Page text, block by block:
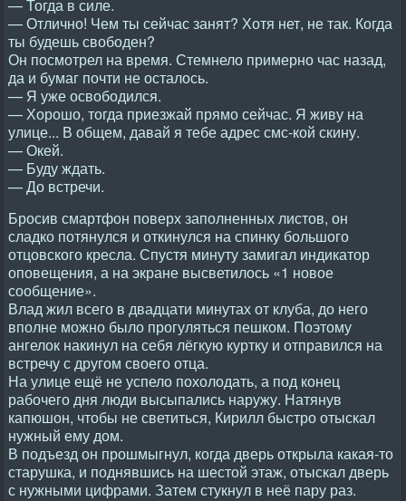
— Тогда в силе.
— Отлично! Чем ты сейчас занят? Хотя нет, не так. Когда
ты будешь свободен?
Он посмотрел на время. Стемнело примерно час назад,
да и бумаг почти не осталось.
— Я уже освободился.
— Хорошо, тогда приезжай прямо сейчас. Я живу на
улице... В общем, давай я тебе адрес смс-кой скину.
— Окей.
— Буду ждать.
— До встречи.
Бросив смартфон поверх заполненных листов, он
сладко потянулся и откинулся на спинку большого
отцовского кресла. Спустя минуту замигал индикатор
оповещения, а на экране высветилось «1 новое
сообщение».
Влад жил всего в двадцати минутах от клуба, до него
вполне можно было прогуляться пешком. Поэтому
ангелок накинул на себя лёгкую куртку и отправился на
встречу с другом своего отца.
На улице ещё не успело похолодать, а под конец
рабочего дня люди высыпались наружу. Натянув
капюшон, чтобы не светиться, Кирилл быстро отыскал
нужный ему дом.
В подъезд он прошмыгнул, когда дверь открыла какая-то
старушка, и поднявшись на шестой этаж, отыскал дверь
с нужными цифрами. Затем стукнул в неё пару раз.